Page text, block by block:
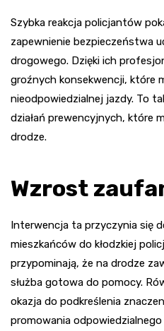
Szybka reakcja policjantów
zapewnienie bezpieczeństwa
drogowego. Dzięki ich
groźnych konsekwencji, które
nieodpowiedzialnej jazdy. To
działań prewencyjnych, które
drodze.
Wzrost
Interwencja ta przyczynia się
mieszkańców do kłodzkiej
przypominają, że na drodze
służba gotowa do pomocy.
okazja do podkreślenia
promowania